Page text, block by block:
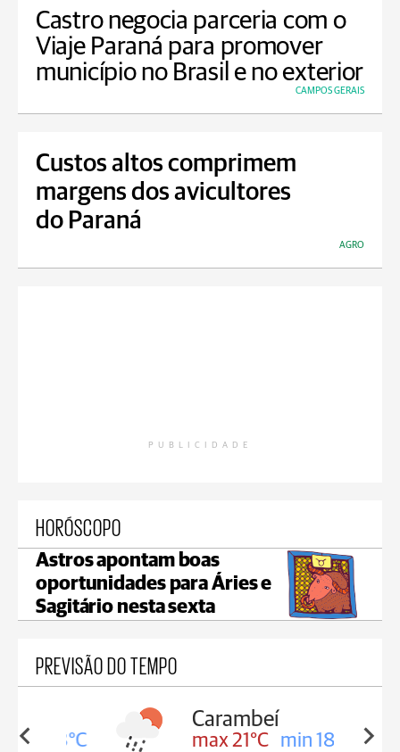
Castro negocia parceria com o
Viaje Paraná para promover
município no Brasil e no exterior
CAMPOS GERAIS
Custos altos comprimem
margens dos avicultores
do Paraná
AGRO
PUBLICIDADE
HORÓSCOPO
Astros apontam boas
oportunidades para Áries e
Sagitário nesta sexta
PREVISÃO DO TEMPO
18°C
Carambeí
max 21°C min 18°C